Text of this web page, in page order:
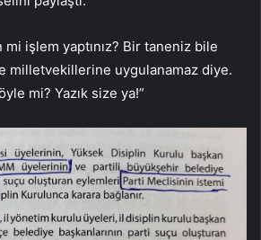
işlem yaptınız? Bir taneniz bile
milletvekillerine uygulanamaz diye.
mi? Yazık size ya!”